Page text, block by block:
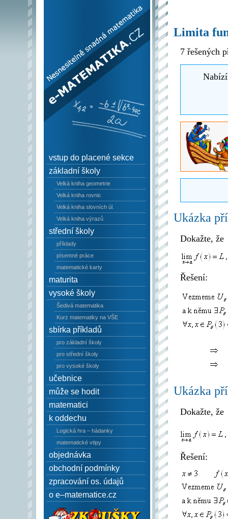
Nesnesitelně snadná
vstup do placené sekce
základní školy
Velká kniha geometrie
Velká kniha rovnic
Velká kniha slovních úl.
Velká kniha výrazů
střední školy
příklady
písemné práce
matematické karty
maturita
vysoké školy
Šedivá matematika
Kurz matematiky na VŠE
sbírka příkladů
pro základní školy
pro střední školy
pro vysoké školy
učebnice
může se hodit
matematici
k oddechu
Logická hra – hádanky
matematické vtipy
objednávka
obchodní podmínky
zpracování os. údajů
o e–matematice.cz
Limita
7 řešených
Ukázka
Dokažte, že
Řešení:
Ukázka
Dokažte, že
Řešení: